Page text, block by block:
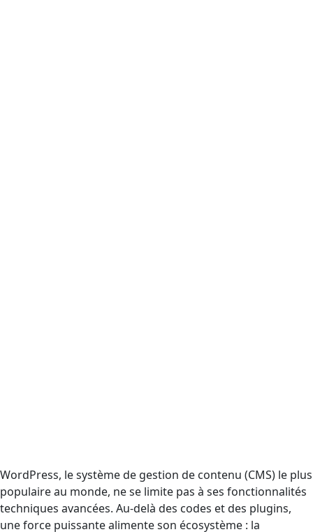
WordPress, le système de gestion de contenu (CMS) le plus
populaire au monde, ne se limite pas à ses fonctionnalités
techniques avancées. Au-delà des codes et des plugins,
une force puissante alimente son écosystème : la